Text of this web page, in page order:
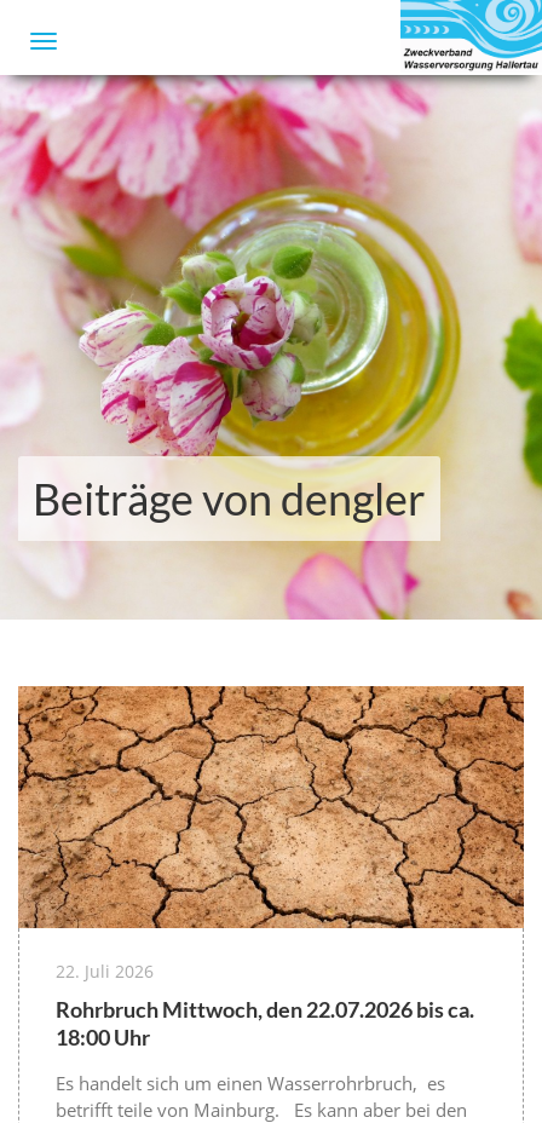
Beiträge vondengler
22. Juli 2026
Rohrbruch Mittwoch, den 22.07.2026 bis ca.
18:00 Uhr
Es handelt sich um einen Wasserrohrbruch, es
betrifft teile von Mainburg. Es kann aber bei den